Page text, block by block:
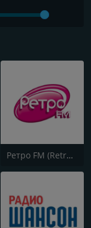
Ретро FM (Retro FM)